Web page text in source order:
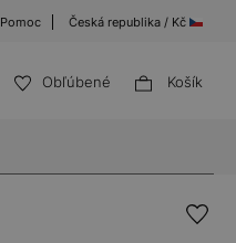
Pomoc Česká republika / Kč
Obľúbené Košík